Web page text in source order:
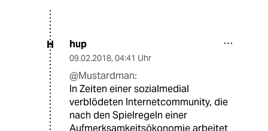
H hup
09.02.2018, 04:41 Uhr
@Mustardman:
In Zeiten einer sozialmedial
verblödeten Internetcommunity, die
nach den Spielregeln einer